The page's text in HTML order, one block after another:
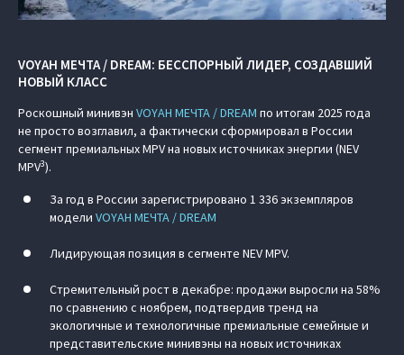
VOYAH МЕЧТА / DREAM: БЕССПОРНЫЙ ЛИДЕР, СОЗДАВШИЙ
НОВЫЙ КЛАСС
Роскошный минивэн VOYAH МЕЧТА / DREAM по итогам 2025 года
не просто возглавил, а фактически сформировал в России
сегмент премиальных MPV на новых источниках энергии (NEV
MPV3).
За год в России зарегистрировано 1 336 экземпляров
модели VOYAH МЕЧТА / DREAM
Лидирующая позиция в сегменте NEV MPV.
Стремительный рост в декабре: продажи выросли на 58%
по сравнению с ноябрем, подтвердив тренд на
экологичные и технологичные премиальные семейные и
представительские минивэны на новых источниках